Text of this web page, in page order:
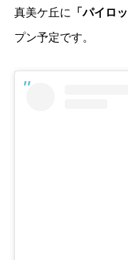
真美ケ丘に 「パイロ
プン予定です。